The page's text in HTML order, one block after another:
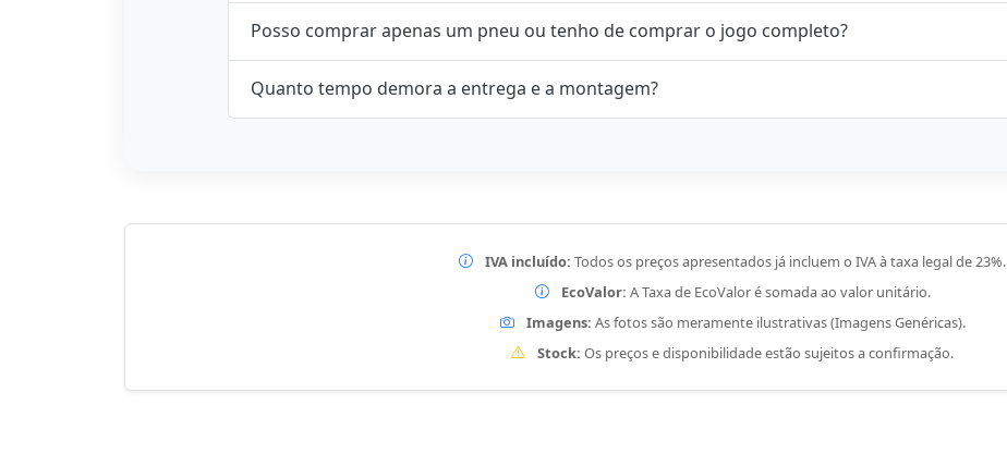
Posso comprar apenas um pneu ou tenho de comprar o jogo completo?
Quanto tempo demora a entrega e a montagem?
IVA incluído: Todos os preços apresentados já incluem o IVA à taxa legal de 23%.
EcoValor: A Taxa de EcoValor é somada ao valor unitário.
Imagens: As fotos são meramente ilustrativas (Imagens Genéricas).
Stock: Os preços e disponibilidade estão sujeitos a confirmação.